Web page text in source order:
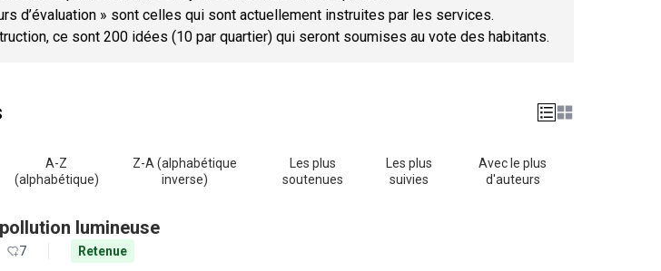
d’évaluation » sont celles qui sont actuellement instruites par les services.
ce sont 200 idées (10 par quartier) qui seront soumises au vote des habitants.
A-Z
(alphabétique)
Z-A (alphabétique
inverse)
Les plus
soutenues
Les plus
suivies
Avec le plus
d'auteurs
lumineuse
7 Retenue